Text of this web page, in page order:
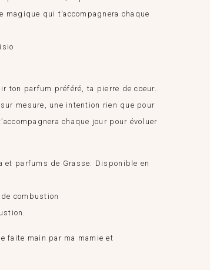
magique qui t’accompagnera chaque
ton parfum préféré, ta pierre de coeur..
mesure, une intention rien que pour
chaque jour pour évoluer
et parfums de Grasse. Disponible en
combustion
faite main par ma mamie et